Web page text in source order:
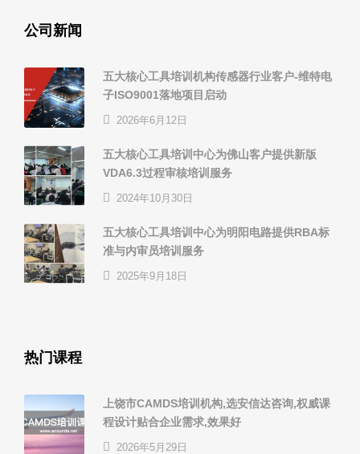
公司新闻
五大核心工具培训机构传感器行业客户-维特电
子ISO9001落地项目启动
2026年6月12日
五大核心工具培训中心为佛山客户提供新版
VDA6.3过程审核培训服务
2024年10月30日
五大核心工具培训中心为明阳电路提供RBA标
准与内审员培训服务
2025年9月18日
热门课程
上饶市CAMDS培训机构,选安信达咨询,权威课
程设计贴合企业需求,效果好
2026年5月29日